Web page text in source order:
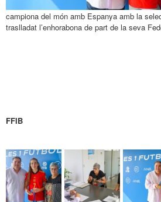
campiona del món amb Espanya amb la
traslladat l’enhorabona de part de la seva
FFIB